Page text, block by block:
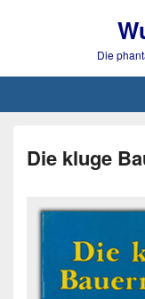
Die
Die kluge